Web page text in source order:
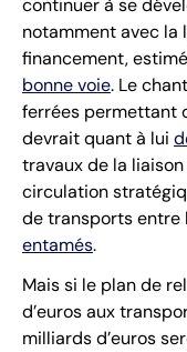
continuer à se
notamment avec la
financement,
bonne voie. Le
ferrées permettant
devrait quant à lui
travaux de la
circulation
de transports entre
entamés.
Mais si le plan de
d’euros aux
milliards d’euros